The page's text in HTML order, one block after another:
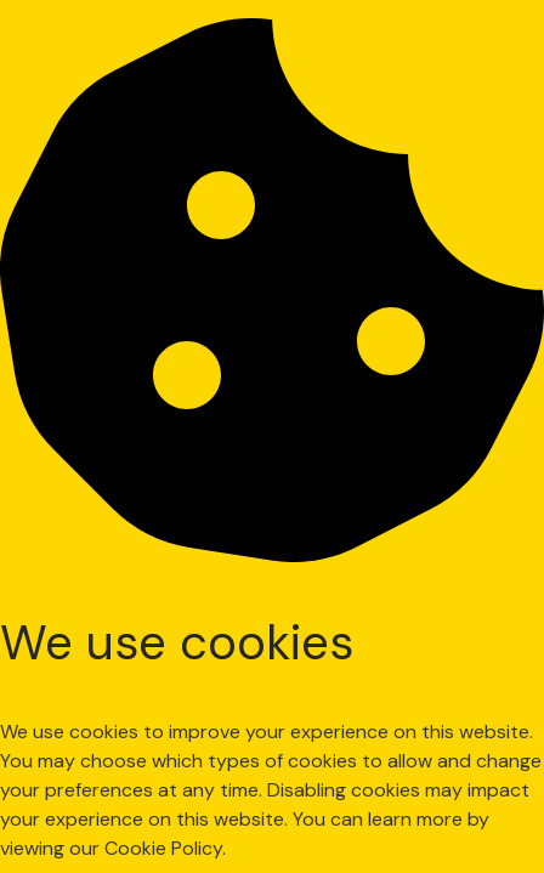
We use cookies
We use cookies to improve your experience on this website.
You may choose which types of cookies to allow and change
your preferences at any time. Disabling cookies may impact
your experience on this website. You can learn more by
viewing our Cookie Policy.